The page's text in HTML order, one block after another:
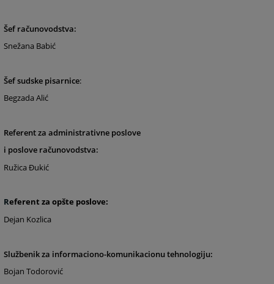
Šef računovodstva:
Snežana Babić
Šef sudske pisarnice:
Begzada Alić
Referent za administrativne poslove
i poslove računovodstva:
Ružica Đukić
Referent za opšte poslove:
Dejan Kozlica
Službenik za informaciono-komunikacionu tehnologiju:
Bojan Todorović